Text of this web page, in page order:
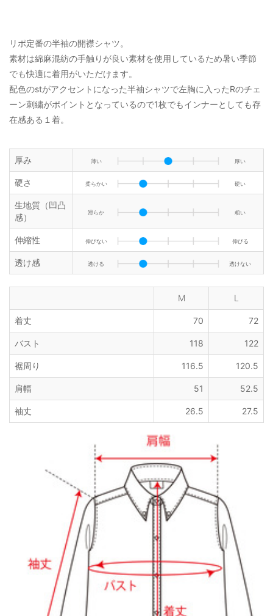
リポ定番の半袖の開襟シャツ。
素材は綿麻混紡の手触りが良い素材を使用しているため暑い季節
でも快適に着用がいただけます。
配色のstがアクセントになった半袖シャツで左胸に入ったRのチェ
ーン刺繍がポイントとなっているので1枚でもインナーとしても存
在感ある１着。
厚み 薄い 厚い
硬さ 柔らかい 硬い
生地質（凹凸
感）
滑らか 粗い
伸縮性 伸びない 伸びる
透け感 透ける 透けない
M L
着丈 70 72
バスト 118 122
裾周り 116.5 120.5
肩幅 51 52.5
袖丈 26.5 27.5